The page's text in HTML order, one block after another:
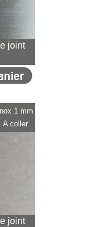
joint
joint
Inox 1 mm
A coller